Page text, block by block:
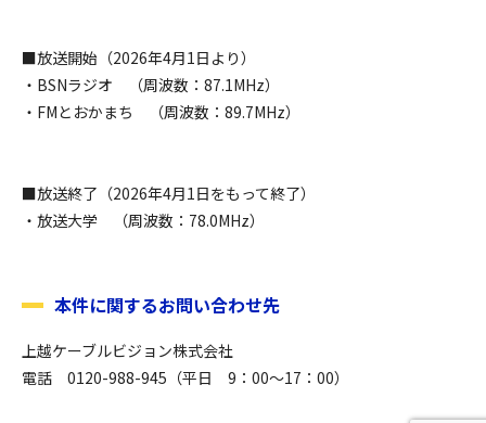
■放送開始 （2026年4月1日より）
・BSNラジオ （周波数：87.1MHz）
・FMとおかまち （周波数：89.7MHz）
■放送終了 （2026年4月1日をもって終了）
・放送大学 （周波数：78.0MHz）
本件に関するお問い合わせ先
上越ケーブルビジョン株式会社
電話 0120-988-945 （平日 9 ： 00～17 ： 00）